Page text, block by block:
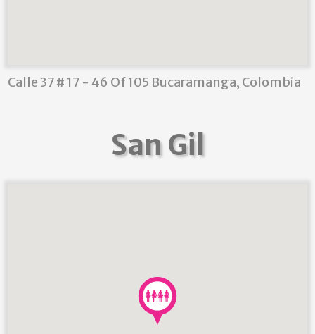
Calle 37 # 17 - 46 Of 105 Bucaramanga, Colombia
San Gil